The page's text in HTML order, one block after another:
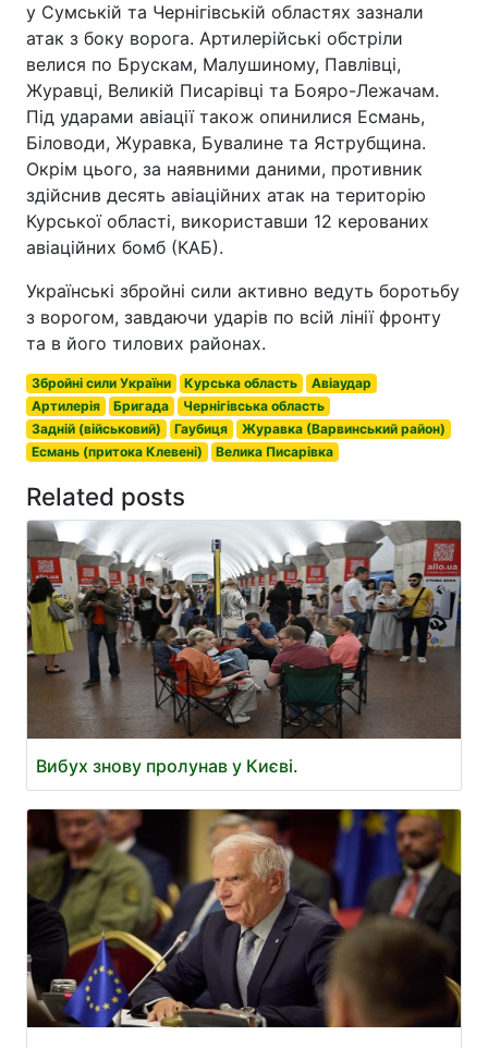
у Сумській та Чернігівській областях зазнали
атак з боку ворога. Артилерійські обстріли
велися по Брускам, Малушиному, Павлівці,
Журавці, Великій Писарівці та Бояро-Лежачам.
Під ударами авіації також опинилися Есмань,
Біловоди, Журавка, Бувалине та Яструбщина.
Окрім цього, за наявними даними, противник
здійснив десять авіаційних атак на територію
Курської області, використавши 12 керованих
авіаційних бомб (КАБ).
Українські збройні сили активно ведуть боротьбу
з ворогом, завдаючи ударів по всій лінії фронту
та в його тилових районах.
Збройні сили України Курська область
Авіаудар
Артилерія
Бригада
Чернігівська область
Задній (військовий)
Гаубиця
Журавка (Варвинський район)
Есмань (притока Клевені)
Велика Писарівка
Related posts
Вибух знову пролунав у Києві.